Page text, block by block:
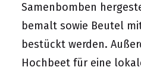
Samenbomben
bemalt sowie Beutel
bestückt werden.
Hochbeet für eine